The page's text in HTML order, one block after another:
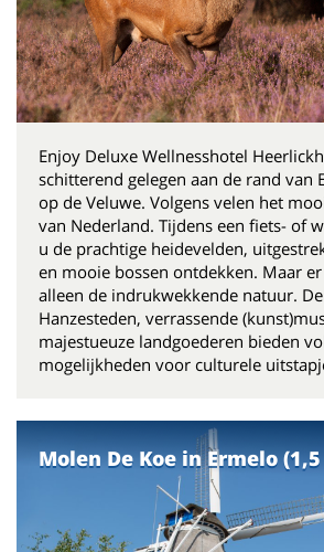
Enjoy Deluxe Wellnesshotel
schitterend gelegen aan de rand van
op de Veluwe. Volgens velen het
van Nederland. Tijdens een fiets- of
u de prachtige heidevelden,
en mooie bossen ontdekken. Maar
alleen de indrukwekkende natuur.
Hanzesteden, verrassende
majestueuze landgoederen bieden
mogelijkheden voor culturele
Molen De Koe in Ermelo